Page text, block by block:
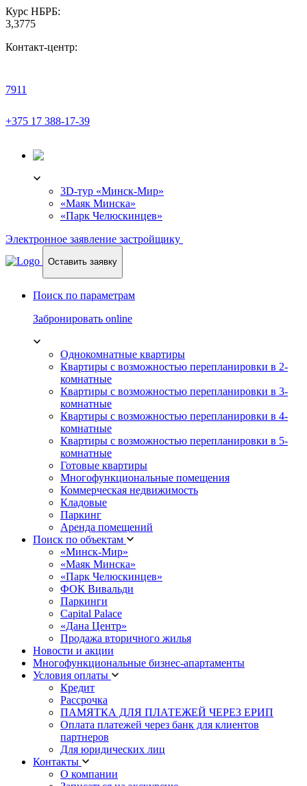
Курс НБРБ:
3,3775
Контакт-центр:
7911
+375 17 388-17-39
3D-тур «Минск-Мир»
«Маяк Минска»
«Парк Челюскинцев»
Электронное заявление застройщику
Оставить заявку
Поиск по параметрам
Забронировать online
Однокомнатные квартиры
Квартиры с возможностью перепланировки в 2-
комнатные
Квартиры с возможностью перепланировки в 3-
комнатные
Квартиры с возможностью перепланировки в 4-
комнатные
Квартиры с возможностью перепланировки в 5-
комнатные
Готовые квартиры
Многофункциональные помещения
Коммерческая недвижимость
Кладовые
Паркинг
Аренда помещений
Поиск по объектам
«Минск-Мир»
«Маяк Минска»
«Парк Челюскинцев»
ФОК Вивальди
Паркинги
Capital Palace
«Дана Центр»
Продажа вторичного жилья
Новости и акции
Многофункциональные бизнес-апартаменты
Условия оплаты
Кредит
Рассрочка
ПАМЯТКА ДЛЯ ПЛАТЕЖЕЙ ЧЕРЕЗ ЕРИП
Оплата платежей через банк для клиентов
партнеров
Для юридических лиц
Контакты
О компании